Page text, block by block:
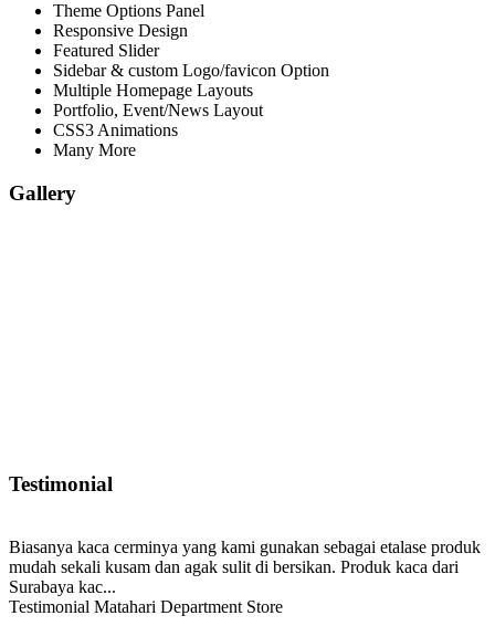
Theme Options Panel
Responsive Design
Featured Slider
Sidebar & custom Logo/favicon Option
Multiple Homepage Layouts
Portfolio, Event/News Layout
CSS3 Animations
Many More
Gallery
Testimonial
Biasanya kaca cerminya yang kami gunakan sebagai etalase produk
mudah sekali kusam dan agak sulit di bersikan. Produk kaca dari
Surabaya kac...
Testimonial Matahari Department Store